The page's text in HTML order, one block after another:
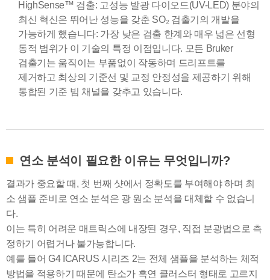
HighSense™ 검출: 고성능 발광 다이오드(UV-LED) 분야의
최신 혁신은 뛰어난 성능을 갖춘 SO₂ 검출기의 개발을
가능하게 했습니다: 가장 낮은 검출 한계와 매우 넓은 선형
동적 범위가 이 기술의 특정 이점입니다. 모든 Bruker
검출기는 움직이는 부품없이 작동하며 드리프트를
제거하고 최상의 기준선 및 교정 안정성을 제공하기 위해
통합된 기준 빔 채널을 갖추고 있습니다.
연소 분석이 필요한 이유는 무엇입니까?
결과가 중요할 때, 첫 번째 샷에서 정확도를 부여해야 하며 최
소 샘플 준비로 연소 분석은 광 원소 분석을 대체할 수 없습니
다.
이는 특히 어려운 매트릭스에 내장된 경우, 직접 분광법으로 측
정하기 어렵거나 불가능합니다.
예를 들어 G4 ICARUS 시리즈 2는 전체 샘플을 분석하는 체적
방법을 적용하기 때문에 탄소가 흑연 클러스터 형태로 고르지